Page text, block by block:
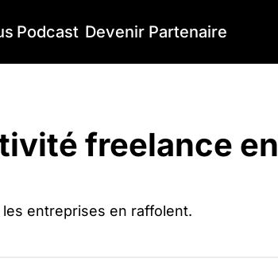
Podcast Devenir Partenaire
freelance en
entreprises en raffolent.